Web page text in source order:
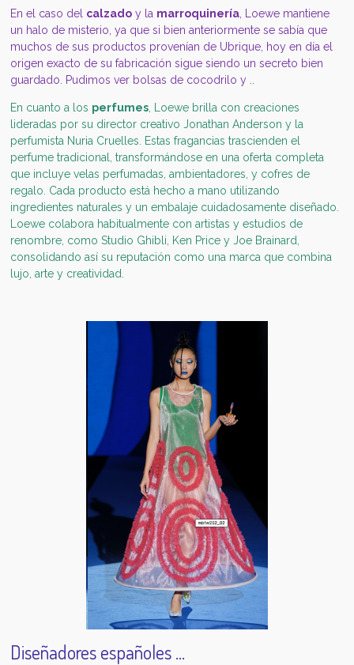
En el caso del calzadoy la marroquinería, Loewe mantiene
un halo de misterio, ya que si bien anteriormente se sabía que
muchos de sus productos provenían de Ubrique, hoy en día el
origen exacto de su fabricación sigue siendo un secreto bien
guardado. Pudimos ver bolsas de cocodrilo y ..
En cuanto a los perfumes, Loewe brilla con creaciones
lideradas por su director creativo Jonathan Anderson y la
perfumista Nuria Cruelles. Estas fragancias trascienden el
perfume tradicional, transformándose en una oferta completa
que incluye velas perfumadas, ambientadores, y cofres de
regalo. Cada producto está hecho a mano utilizando
ingredientes naturales y un embalaje cuidadosamente diseñado.
Loewe colabora habitualmente con artistas y estudios de
renombre, como Studio Ghibli, Ken Price y Joe Brainard,
consolidando así su reputación como una marca que combina
lujo, arte y creatividad.
Diseñadores españoles ...